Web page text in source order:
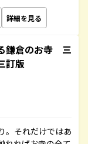
詳細を見る
鎌倉のお寺 三
訂版
。それだけではあ